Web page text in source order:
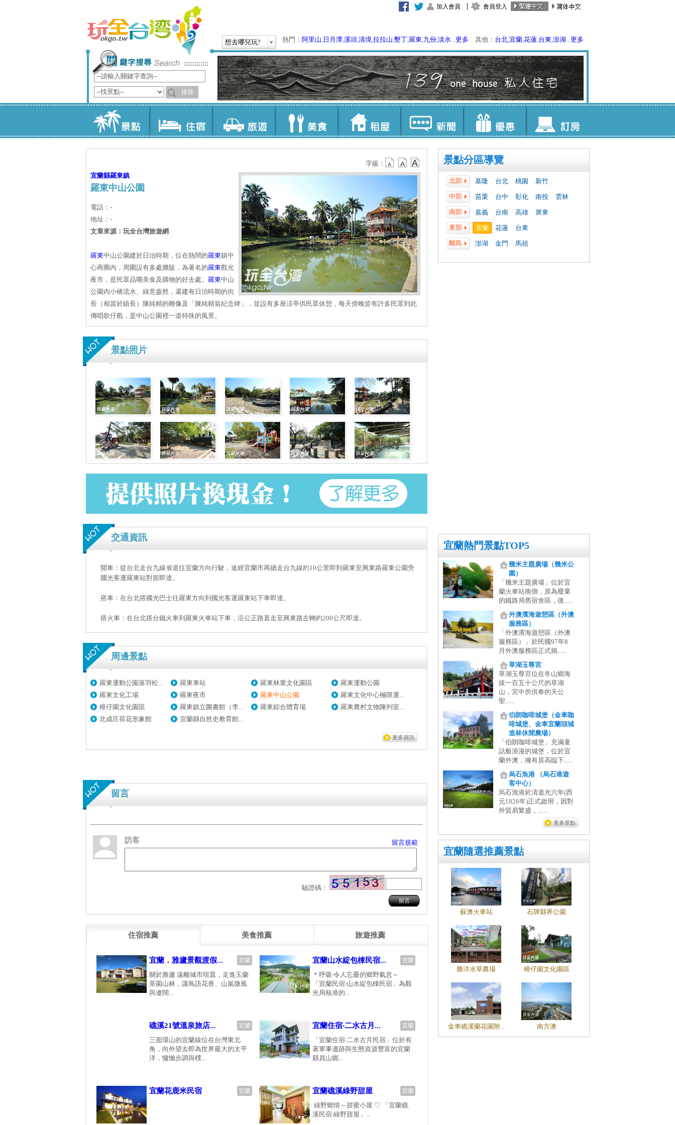
加入會員 會員登入
想去哪兒玩? 熱門： 阿里山, 日月潭,溪頭,清境,拉拉山,墾丁,羅東,九份,淡水...更多 其他： 台北,宜蘭,花蓮,台東,澎湖...更多
景點分區導覽
北部 基隆 台北 桃園
新竹
中部
苗栗 台中 彰化 南投
雲林
南部
嘉義 台南 高雄
屏東
東部
宜蘭 花蓮
台東
離島
澎湖 金門 馬祖
宜蘭熱門景點TOP5
幾米主題廣場（幾米公
園）
「幾米主題廣場」位於宜
蘭火車站南側，原為廢棄
的鐵路局舊宿舍區，後......
外澳濱海遊憩區（外澳
服務區）
「外澳濱海遊憩區（外澳
服務區）」於民國97年8
月外澳服務區正式揭......
草湖玉尊宮
草湖玉尊宮位在冬山鄉海
拔一百五十公尺的草湖
山，宮中所供奉的天公
聖......
伯朗咖啡城堡（金車咖
啡城堡、金車宜蘭頭城
造林休閒農場）
「伯朗咖啡城堡」充滿童
話般浪漫的城堡，位於宜
蘭外澳，擁有居高臨下......
烏石魚港 （烏石港遊
客中心）
烏石漁港於清道光六年(西
元1826年)正式啟用，因對
外貿易繁盛，......
更多景點
宜蘭隨選推薦景點
蘇澳火車站 石牌縣界公園
勝洋水草農場 樟仔園文化園區
金車礁溪蘭花園附... 南方澳
字級：
宜蘭縣羅東鎮
羅東中山公園
電話：-
地址：-
文章來源：玩全台灣旅遊網
羅東中山公園建於日治時期，位在熱鬧的羅東鎮中
心商圈內，周圍設有多處攤販，為著名的羅東觀光
夜市，是民眾品嚐美食及購物的好去處。 羅東中山
公園內小橋流水、綠意盎然，還建有日治時期的街
長（相當於鎮長）陳純精的雕像及「陳純精翁紀念碑」，並設有多座涼亭供民眾休憩，每天傍晚皆有許多民眾到此
傳唱歌仔戲，是中山公園裡一道特殊的風景。
景點照片
交通資訊
開車：從台北走台九線省道往宜蘭方向行駛，途經宜蘭市再續走台九線約10公里即到羅東至興東路羅東公園旁
國光客運羅東站對面即達。
搭車：在台北搭國光巴士往羅東方向到國光客運羅東站下車即達。
搭火車：在台北搭台鐵火車到羅東火車站下車，沿公正路直走至興東路左轉約200公尺即達。
周邊景點
羅東運動公園落羽松... 羅東車站 羅東林業文化園區
羅東運動公園
羅東文化工場
羅東夜市 羅東中山公園
羅東文化中心極限運...
樟仔園文化園區
羅東鎮立圖書館（李... 羅東綜合體育場
羅東農村文物陳列室...
北成庄荷花形象館
宜蘭縣自然史教育館...
更多資訊
留言
訪客 留言規範
驗證碼：
住宿推薦 美食推薦 旅遊推薦
宜蘭
宜蘭．雅廬景觀渡假...
關於雅廬 遠離城市喧囂，走進玉蘭
茶園山林，讓鳥語花香、山嵐微風
與遼闊...
宜蘭
宜蘭山水綻包棟民宿...
＊呼吸‧令人忘憂的鄉野氣息～
「宜蘭民宿‧山水綻包棟民宿」為觀
光局核准的...
宜蘭
礁溪21號溫泉旅店...
三面環山的宜蘭線位在台灣東北
角，向外望去即為世界最大的太平
洋，慵懶步調與樸...
宜蘭
宜蘭住宿‧二水古月...
「宜蘭住宿‧二水古月民宿」位於有
著軍事遺跡與生態資源豐富的宜蘭
縣員山鄉...
宜蘭
宜蘭花鹿米民宿 宜蘭
宜蘭礁溪綠野甜屋
綠野鄉情～甜蜜小屋 ♡ 「宜蘭礁
溪民宿‧綠野甜屋」...